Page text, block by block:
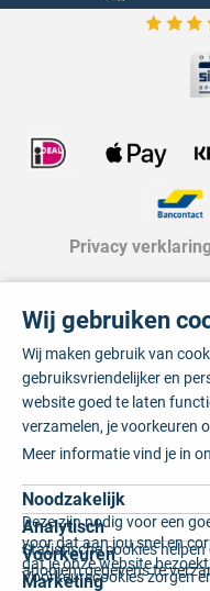
Bekijk
Privacy
Wij gebruiken
Wij maken gebruik van
gebruiksvriendelijker en
website goed te laten
verzamelen, je voorkeuren
Meer informatie vind je in
Noodzakelijk
Deze zijn nodig voor een
voor dat aan jou snel en
dat je onze website
Analytisch
Statistische cookies
anoniem gegevens te
Voorkeuren
Voorkeurscookies zorgen
Marketing